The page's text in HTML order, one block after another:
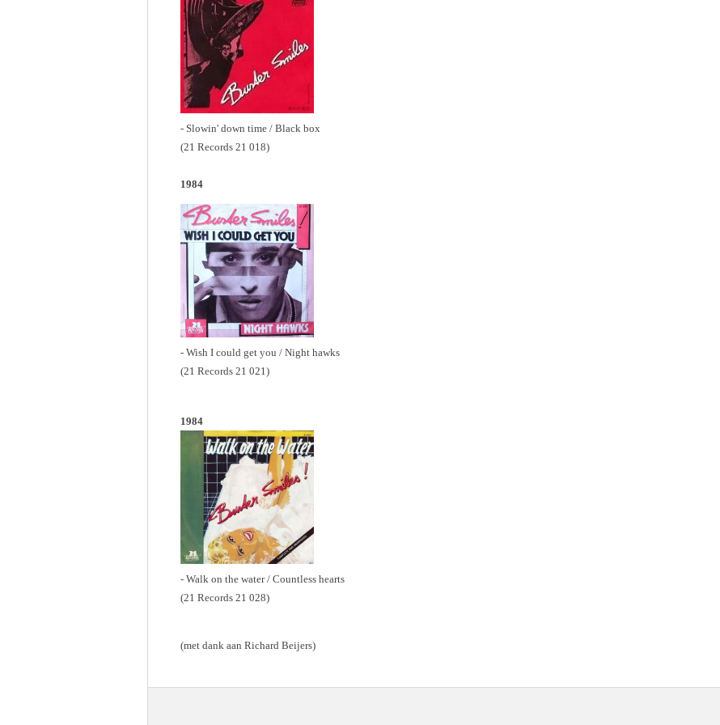
- Slowin' down time / Black box
(21 Records 21 018)
1984
- Wish I could get you / Night hawks
(21 Records 21 021)
1984
- Walk on the water / Countless hearts
(21 Records 21 028)
(met dank aan Richard Beijers)